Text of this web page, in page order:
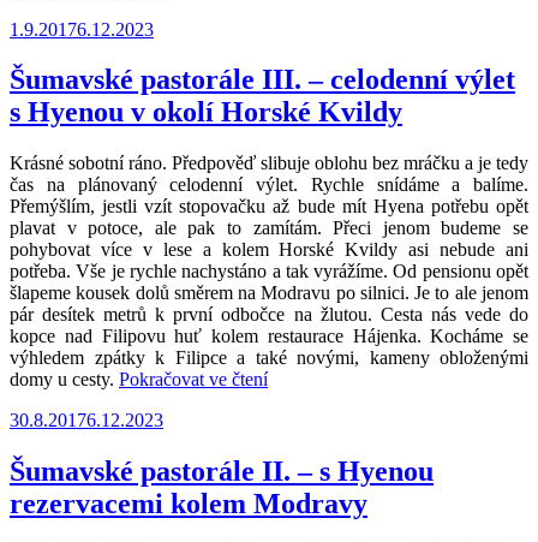
potoka“
Publikováno
1.9.20176.12.2023
Šumavské pastorále III. – celodenní výlet
s Hyenou v okolí Horské Kvildy
Krásné sobotní ráno. Předpověď slibuje oblohu bez mráčku a je tedy
čas na plánovaný celodenní výlet. Rychle snídáme a balíme.
Přemýšlím, jestli vzít stopovačku až bude mít Hyena potřebu opět
plavat v potoce, ale pak to zamítám. Přeci jenom budeme se
pohybovat více v lese a kolem Horské Kvildy asi nebude ani
potřeba. Vše je rychle nachystáno a tak vyrážíme. Od pensionu opět
šlapeme kousek dolů směrem na Modravu po silnici. Je to ale jenom
pár desítek metrů k první odbočce na žlutou. Cesta nás vede do
kopce nad Filipovu huť kolem restaurace Hájenka. Kocháme se
výhledem zpátky k Filipce a také novými, kameny obloženými
domy u cesty. Pokračovat ve čtení„Šumavské
celodenní
výlet
s
Publikováno
30.8.20176.12.2023
Šumavské pastorále II. – s Hyenou
rezervacemi kolem Modravy